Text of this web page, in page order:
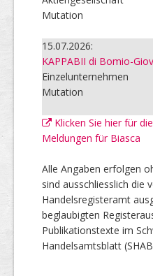
Mutation
15.07.2026:
KAPPABII di Bomio-
Einzelunternehmen
Mutation
Klicken Sie hier für
Meldungen für Biasca
Alle Angaben erfolgen
sind ausschliesslich die
Handelsregisteramt
beglaubigten
Publikationstexte im
Handelsamtsblatt